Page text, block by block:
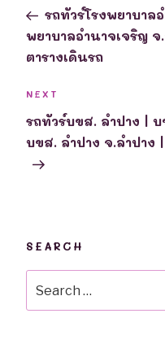
Postรถทัวร์โรงพยาบาล
พยาบาลอำนาจเจริญ
ตารางเดินรถ
Next
Post
NEXT
รถทัวร์บขส. ลำปาง |
บขส. ลำปาง จ.ลำปาง
SEARCH
for: